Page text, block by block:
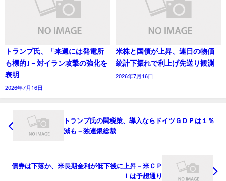
トランプ氏、「来週には発電所
も標的｣－対イラン攻撃の強化を
表明
2026年7月16日
米株と国債が上昇、連日の物価
統計下振れで利上げ先送り観測
2026年7月16日
トランプ氏の関税策、導入ならドイツＧＤＰは１％
減も－独連銀総裁
債券は下落か、米長期金利が低下後に上昇－米ＣＰ
Ｉは予想通り